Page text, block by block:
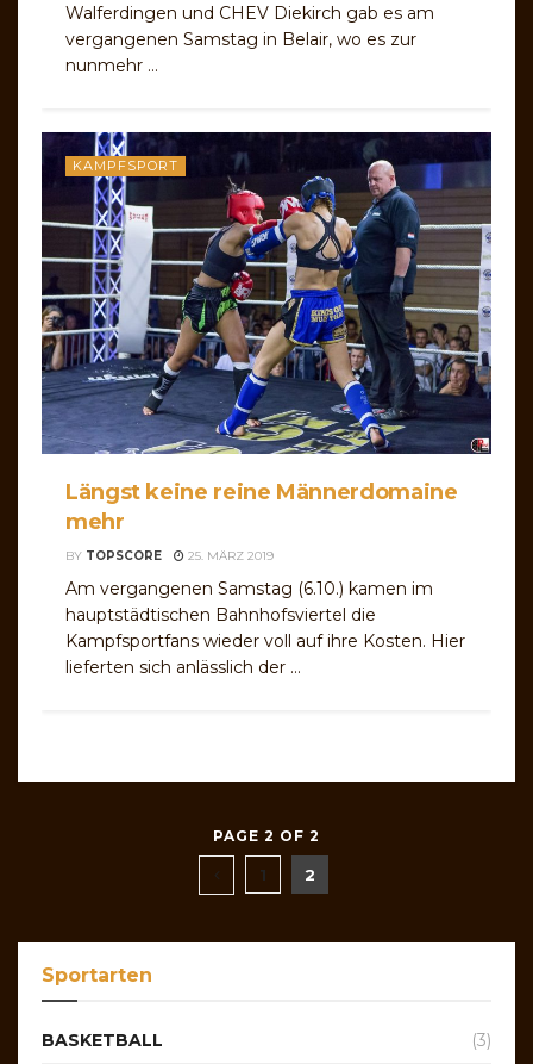
Walferdingen und CHEV Diekirch gab es am
vergangenen Samstag in Belair, wo es zur
nunmehr ...
KAMPFSPORT
Längst keine reine Männerdomaine
mehr
BY TOPSCORE 25. MÄRZ 2019
Am vergangenen Samstag (6.10.) kamen im
hauptstädtischen Bahnhofsviertel die
Kampfsportfans wieder voll auf ihre Kosten. Hier
lieferten sich anlässlich der ...
PAGE 2 OF 2
1 2
Sportarten
BASKETBALL (3)